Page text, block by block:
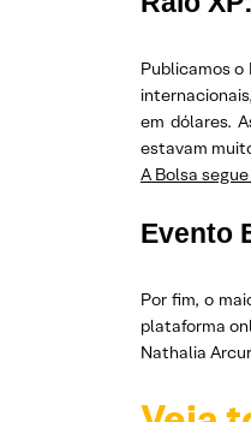
Publicamos o
em dólares.
estavam
A Bolsa
Evento
Por fim, o
plataforma
Nathalia